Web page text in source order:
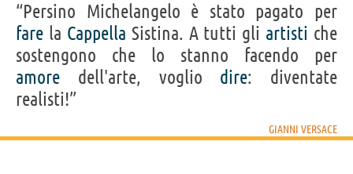
“Persino Michelangelo è stato pagato per
fare la Cappella Sistina. A tutti gli artisti che
sostengono che lo stanno facendo per
amore dell'arte, voglio dire: diventate
realisti!”
GIANNI VERSACE